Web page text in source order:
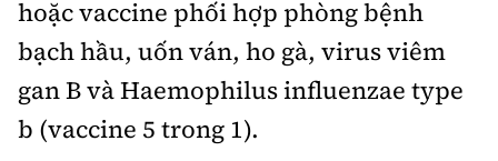
hoặc vaccine phối hợp phòng bệnh
bạch hầu, uốn ván, ho gà, virus viêm
gan B và Haemophilus influenzae type
b (vaccine 5 trong 1).